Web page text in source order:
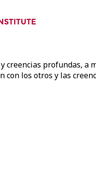
creencias profundas, a
con los otros y las